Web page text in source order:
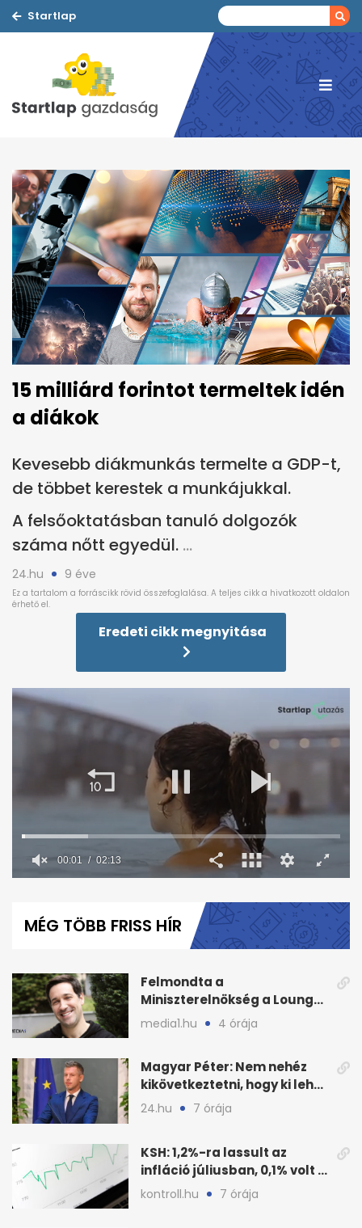
Startlap
15 milliárd forintot termeltek idén
a diákok
Kevesebb diákmunkás termelte a GDP-t,
de többet kerestek a munkájukkal.
A felsőoktatásban tanuló dolgozók
száma nőtt egyedül.
24.hu 9 éve
Eredeti cikk megnyitása
minutes,
00:02 02:13
MÉG TÖBB FRISS HÍR
Felmondta a
Miniszterelnökség a Lounge
Event keretszerződését
media1.hu 4 órája
Magyar Péter: Nem nehéz
kikövetkeztetni, hogy ki lehet
a három jelölt
24.hu 7 órája
KSH: 1,2%-ra lassult az
infláció júliusban, 0,1% volt a
havi áresés
kontroll.hu 7 órája